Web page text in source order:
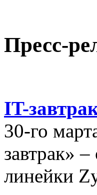
Пресс-
IT-
30-го
завтрак»
линейки